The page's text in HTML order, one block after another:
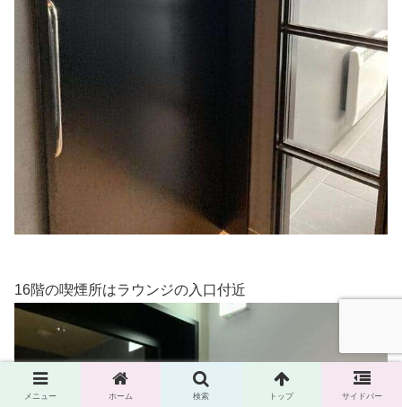
16階の喫煙所はラウンジの入口付近
メニュー ホーム 検索 トップ サイドバー